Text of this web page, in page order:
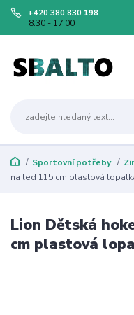
+420 380 830 198
8.30 - 17.00
Sportovní potřeby
na led 115 cm plastová
Lion Dětská
cm plastová